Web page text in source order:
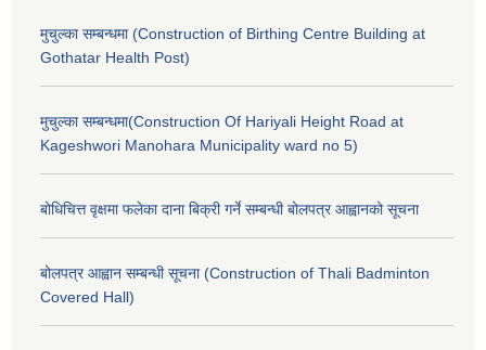
मुचुल्का सम्बन्धमा (Construction of Birthing Centre Building at
Gothatar Health Post)
मुचुल्का सम्बन्धमा(Construction Of Hariyali Height Road at
Kageshwori Manohara Municipality ward no 5)
बोधिचित्त वृक्षमा फलेका दाना बिक्री गर्ने सम्बन्धी बोलपत्र आह्वानको सूचना
बोलपत्र आह्वान सम्बन्धी सूचना (Construction of Thali Badminton
Covered Hall)